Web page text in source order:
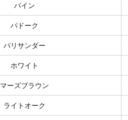
パイン
パドーク
パリサンダー
ホワイト
マーズブラウン
ライトオーク